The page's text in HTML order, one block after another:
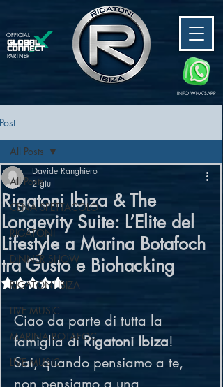
PARTNER
OFFICIAL
INFO WHATSAPP
Post
All Posts
CENA SPETTACOLO
RIGATONI
DINNER SHOW
RIGATONI IBIZA
LIVE MUSIC
MARINA BOTAFOC
LIVE MUSIC
All Posts
Rigatoni Ibiza & The
Longevity Suite: L’Elite del
Lifestyle a Marina Botafoch
tra Gusto e Biohacking
Davide Ranghiero
2 giu
Valutazione NaN stelle su 5.
Ciao da parte di tutta la
famiglia di Rigatoni Ibiza!
Sai, quando pensiamo a te,